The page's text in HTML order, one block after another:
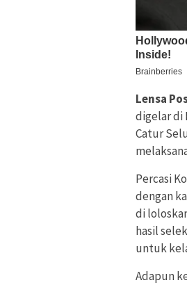
Lensa
digelar di
Catur
Percasi
dengan
di
hasil
untuk
Adapun